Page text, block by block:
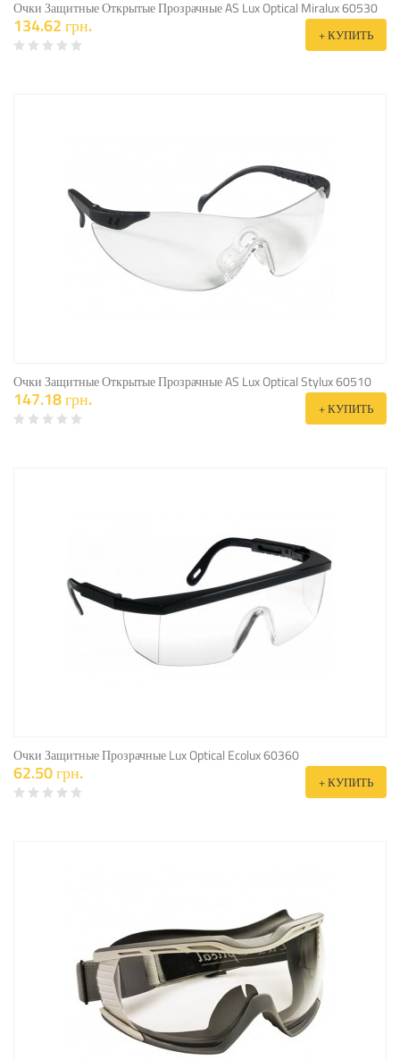
Очки Защитные Открытые Прозрачные AS Lux Optical Miralux 60530
134.62 грн. + КУПИТЬ
Очки Защитные Открытые Прозрачные AS Lux Optical Stylux 60510
147.18 грн. + КУПИТЬ
Очки Защитные Прозрачные Lux Optical Ecolux 60360
62.50 грн. + КУПИТЬ